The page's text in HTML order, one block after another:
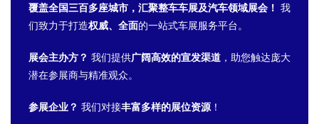
覆盖全国三百多座城市，汇聚整车车展及汽车领域展会！ 我
们致力于打造权威、全面的一站式车展服务平台。
展会主办方？ 我们提供广阔高效的宣发渠道 ，助您触达庞大
潜在参展商与精准观众。
参展企业？ 我们对接丰富多样的展位资源！